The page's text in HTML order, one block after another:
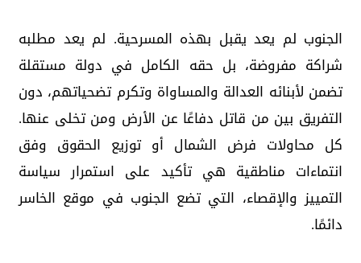
الجنوب لم يعد يقبل بهذه المسرحية. لم يعد مطلبه
شراكة مفروضة، بل حقه الكامل في دولة مستقلة
تضمن لأبنائه العدالة والمساواة وتكرم تضحياتهم، دون
التفريق بين من قاتل دفاعًا عن الأرض ومن تخلى عنها.
كل محاولات فرض الشمال أو توزيع الحقوق وفق
انتماءات مناطقية هي تأكيد على استمرار سياسة
التمييز والإقصاء، التي تضع الجنوب في موقع الخاسر
دائمًا.